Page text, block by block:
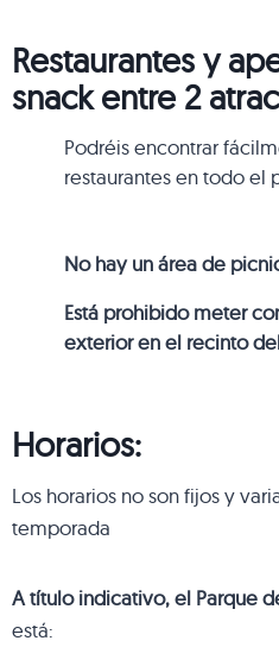
Restaurantes y
snack entre 2
Podréis encontrar
restaurantes en todo el
No hay un área de
Está prohibido meter
exterior en el recinto
Horarios:
Los horarios no son fijos y
temporada
A título indicativo, el Parque
está: